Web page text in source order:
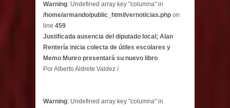
Warning: Undefined array key "columna" in
/home/armando/public_html/vernoticias.php on
line 459
Justificada ausencia del diputado local; Alan
Rentería inicia colecta de útiles escolares y
Memo Munro presentará su nuevo libro
Por Alberto Aldrete Valdez /
Warning: Undefined array key "columna" in